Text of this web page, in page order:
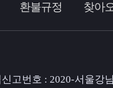
환불규정 찾아
고번호 : 2020-서울강